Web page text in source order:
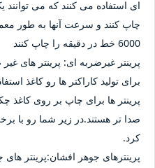
ای استفاده می کنند که می
6000 خط در دقیقه را چاپ کنند
پرینتر غیرضربه ای: پرینتر های
برای تولید کاراکتر ها رو کاغذ
پرینتر ها برای چاپ بر روی کاغذ
صدا تر هستند.در زیر شما رو با
کرد.
پرینترهای جوهر افشان:پرینتر